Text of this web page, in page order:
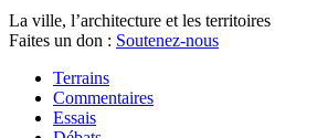
La ville, l’architecture et les territoires
Faites un don : Soutenez-nous
Terrains
Commentaires
Essais